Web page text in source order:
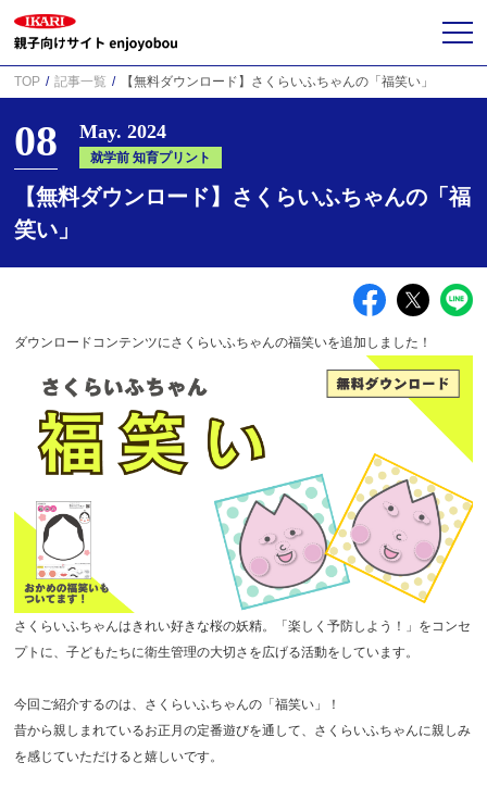
TOP 記事一覧 【無料ダウンロード】さくらいふちゃんの「福笑い」
08 May. 2024
就学前 知育プリント
【無料ダウンロード】さくらいふちゃんの「福
笑い」
ダウンロードコンテンツにさくらいふちゃんの福笑いを追加しました！
さくらいふちゃんはきれい好きな桜の妖精。「楽しく予防しよう！」をコンセ
プトに、子どもたちに衛生管理の大切さを広げる活動をしています。
今回ご紹介するのは、さくらいふちゃんの「福笑い」！
昔から親しまれているお正月の定番遊びを通して、さくらいふちゃんに親しみ
を感じていただけると嬉しいです。